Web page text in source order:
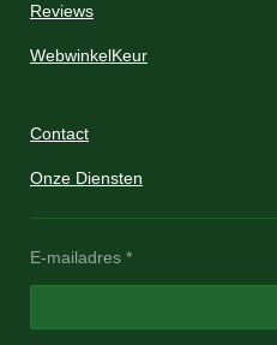
Reviews
WebwinkelKeur
Contact
Onze Diensten
E-mailadres *